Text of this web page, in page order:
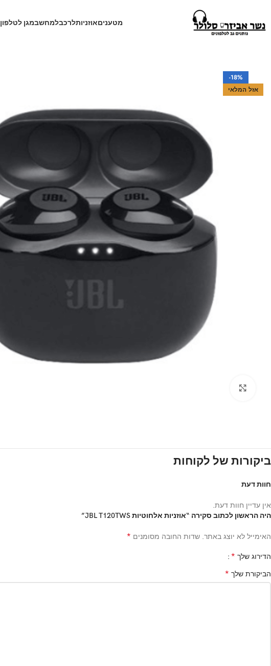
מטעניםאוזניותלרכבלמחשבמגן לטלפון
-18%
אזל המלאי
ביקורות של לקוחות
חוות דעת
אין עדיין חוות דעת.
היה הראשון לכתוב סקירה “אוזניות אלחוטיות JBL T120TWS”
האימייל לא יוצג באתר. שדות החובה מסומנים *
הדירוג שלך *
הביקורת שלך *